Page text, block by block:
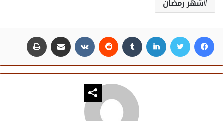
شهر رمضان
فيسبوك تويتر لينكدإن مشاركة عبر البريد